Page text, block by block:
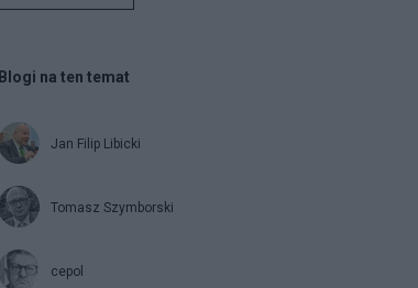
Blogi na ten temat
Jan Filip Libicki
Tomasz Szymborski
cepol